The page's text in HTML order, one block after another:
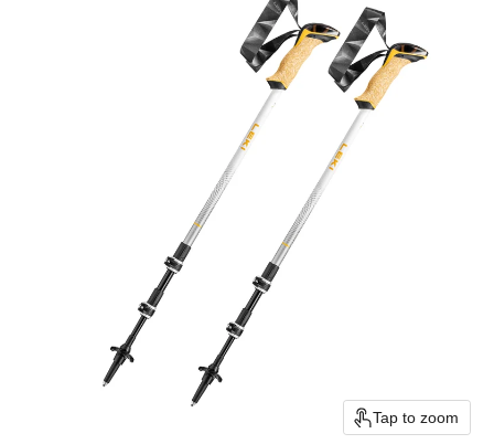
Tap to zoom